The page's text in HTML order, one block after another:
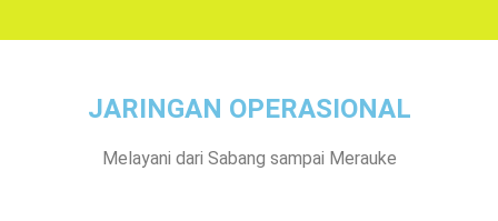
JARINGAN OPERASIONAL
Melayani dari Sabang sampai Merauke